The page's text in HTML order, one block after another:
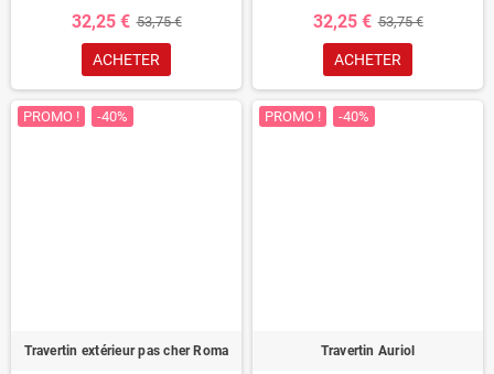
32,25 € 53,75 €
ACHETER
32,25 € 53,75 €
ACHETER
PROMO ! -40%
Travertin extérieur pas cher Roma
PROMO ! -40%
Travertin Auriol